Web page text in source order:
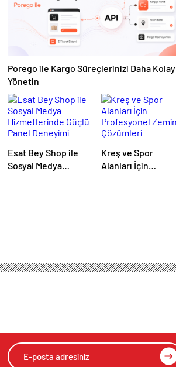
Porego ile Kargo Süreçlerinizi Daha Kolay
Yönetin
Esat Bey Shop ile
Sosyal Medya
Kreş ve Spor
Alanları İçin